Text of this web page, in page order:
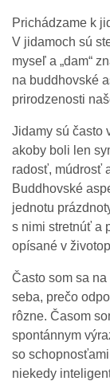
Prichádzame k
V jidamoch sú
myseľ a „dam“
na buddhovské
prirodzenosti
Jidamy sú často
akoby boli len
radosť, múdrosť
Buddhovské
jednotu
s nimi stretnúť a
opísané v
Často som sa
seba, prečo
rôzne. Časom
spontánnym
so
niekedy